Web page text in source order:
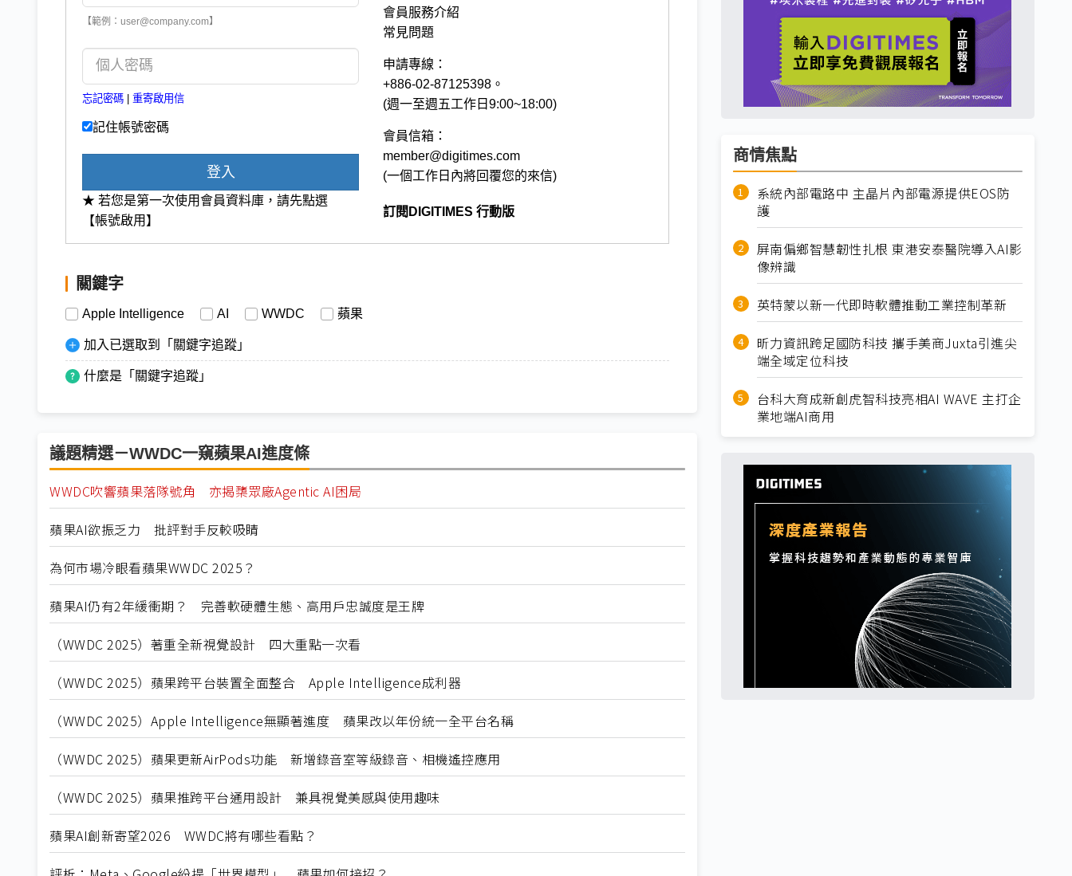
【範例：user@company.com】
忘記密碼 重寄啟用信
記住帳號密碼
登入
★ 若您是第一次使用會員資料庫，請先點選
【帳號啟用】
會員服務介紹
常見問題
申請專線：
+886-02-87125398。
(週一至週五工作日9:00~18:00)
會員信箱：
member@digitimes.com
(一個工作日內將回覆您的來信)
訂閱DIGITIMES 行動版
關鍵字
Apple Intelligence AI WWDC 蘋果
加入已選取到「關鍵字追蹤」
什麼是「關鍵字追蹤」
議題精選－WWDC一窺蘋果AI進度條
WWDC吹響蘋果落隊號角 亦揭櫫眾廠Agentic AI困局
蘋果AI欲振乏力 批評對手反較吸睛
為何市場冷眼看蘋果WWDC 2025？
蘋果AI仍有2年緩衝期？ 完善軟硬體生態、高用戶忠誠度是王牌
（WWDC 2025）著重全新視覺設計 四大重點一次看
（WWDC 2025）蘋果跨平台裝置全面整合 Apple Intelligence成利器
（WWDC 2025）Apple Intelligence無顯著進度 蘋果改以年份統一全平台名稱
（WWDC 2025）蘋果更新AirPods功能 新增錄音室等級錄音、相機遙控應用
（WWDC 2025）蘋果推跨平台通用設計 兼具視覺美感與使用趣味
蘋果AI創新寄望2026 WWDC將有哪些看點？
商情焦點
系統內部電路中 主晶片內部電源提供EOS防
護
屏南偏鄉智慧韌性扎根 東港安泰醫院導入AI影
像辨識
英特蒙以新一代即時軟體推動工業控制革新
昕力資訊跨足國防科技 攜手美商Juxta引進尖
端全域定位科技
台科大育成新創虎智科技亮相AI WAVE 主打企
業地端AI商用